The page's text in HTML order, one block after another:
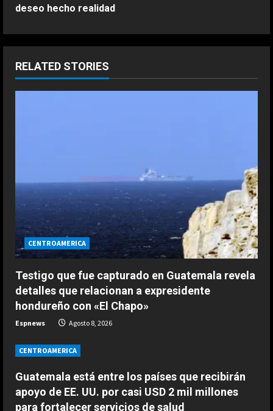
i
n
u
e
d
i
n
g
deseo hecho realidad
RELATED STORIES
CENTROAMERICA
Testigo que fue capturado en Guatemala revela
detalles que relacionan a expresidente
hondureño con «El Chapo»
Espnews Agosto 8, 2026
CENTROAMERICA
Guatemala está entre los países que recibirán
apoyo de EE. UU. por casi USD 2 mil millones
para fortalecer servicios de salud
ESPAÑA